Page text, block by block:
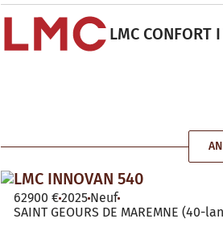
LMC
LMC INNOVAN 540
62900 €2025 Neuf
SAINT GEOURS DE MAREMNE (40-